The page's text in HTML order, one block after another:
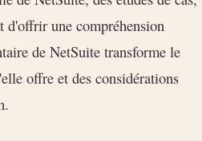
d'offrir une compréhension
de NetSuite transforme le
offre et des considérations